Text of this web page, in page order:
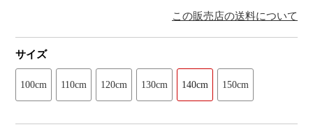
この販売店の送料について
サイズ
100cm 110cm 120cm 130cm 140cm 150cm